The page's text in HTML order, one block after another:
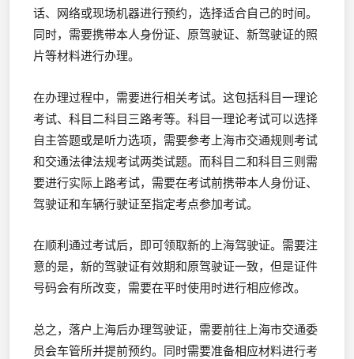
话、网络或现场机器进行预约，选择适合自己的时间。
同时，需要携带本人身份证、原驾驶证、新驾驶证的照
片等材料进行办理。
在办理过程中，需要进行相关考试。这包括科目一理论
考试、科目二科目三路考等。科目一理论考试可以选择
自主答题或是听力选项，需要参考上海市交通规则考试
和交通法律法规考试两类试题。而科目二和科目三则需
要进行实际上路考试，需要在考试前携带本人身份证、
驾驶证和车辆行驶证至指定考点参加考试。
在顺利通过考试后，即可领取新的上海驾驶证。需要注
意的是，新的驾驶证有效期和原驾驶证一致，但是证件
号码会有所改变，需要在平时使用时进行相应修改。
总之，落户上海后办理驾驶证，需要前往上海市交通委
员会车管所并提前预约。同时需要准备相应材料进行考